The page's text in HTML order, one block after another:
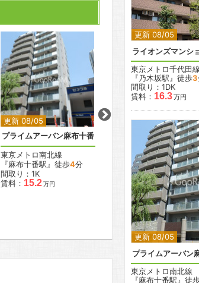
更新 08/05
2
プライムアーバン麻布十番
東京メトロ南北線
『麻布十番駅』徒歩4分
間取り：1K
賃料： 15.2万円
更新 08/05
2
ラ・トゥール芝公園
都営三田線
『芝公園駅』徒歩2分
間取り：1LDK〜3LDK
52.8万円〜159.0万
更新 08/05
ライオンズマンシ
東京メトロ千代田線
『乃木坂駅』徒歩3
間取り：1DK
賃料： 16.3万円
更新 08/05
2
プライムアーバン
東京メトロ南北線
『麻布十番駅』徒